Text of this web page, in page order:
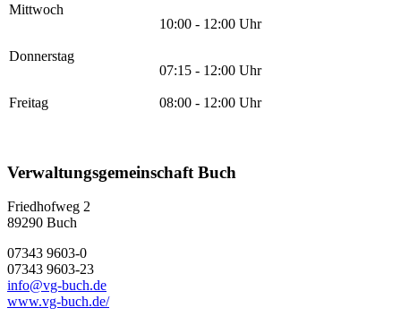
Mittwoch
10:00 - 12:00 Uhr
Donnerstag
07:15 - 12:00 Uhr
Freitag 08:00 - 12:00 Uhr
Verwaltungsgemeinschaft Buch
Friedhofweg 2
89290 Buch
07343 9603-0
07343 9603-23
info@vg-buch.de
www.vg-buch.de/